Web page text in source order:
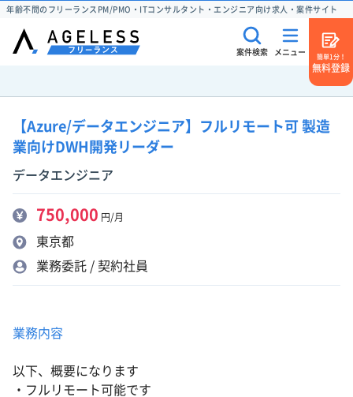
年齢不問のフリーランスPM/PMO・ITコンサルタント・エンジニア向け求人・案件サイト
案件検索 メニュー
簡単1分！
無料登録
【Azure/データエンジニア】フルリモート可 製造
業向けDWH開発リーダー
データエンジニア
750,000 円/月
東京都
業務委託 / 契約社員
業務内容
以下、概要になります
・フルリモート可能です